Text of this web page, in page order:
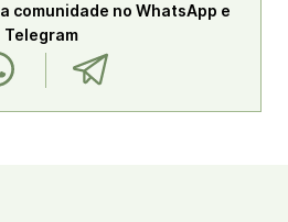
comunidade no WhatsApp e
Telegram